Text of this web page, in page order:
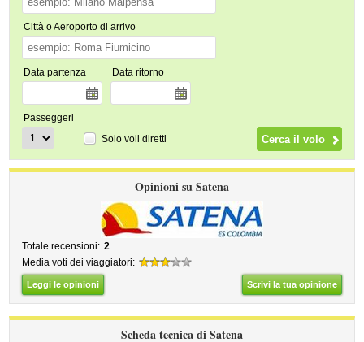
Città o Aeroporto di arrivo
Data partenza Data ritorno
Passeggeri
Solo voli diretti
Opinioni su Satena
Totale recensioni: 2
Media voti dei viaggiatori:
Leggi le opinioni Scrivi la tua opinione
Scheda tecnica di Satena